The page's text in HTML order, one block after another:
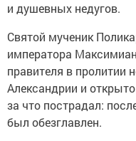
и душевных недугов.
Святой мученик
императора
правителя в пролитии
Александрии и
за что пострадал:
был обезглавлен.